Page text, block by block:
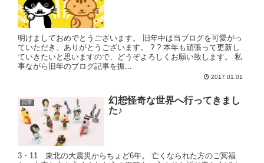
明けましておめでとうございます。 旧年中は当ブログを可愛がっ
ていただき、ありがとうございます。 ? ? 本年も頑張って更新し
ていきたいと思いますので、どうぞよろしくお願い致します。 私
事ながら旧年のブログ記事を振...
2017.01.01
日常
幻想怪奇な世界へ行ってきまし
た♪
3・11 東北の大震災からちょど6年。 亡くなられた方のご冥福